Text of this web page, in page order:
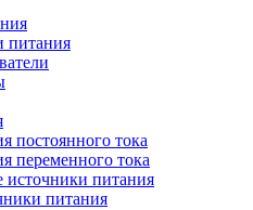
питания
постоянного тока
переменного тока
питания
питания